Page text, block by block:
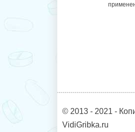
© 2013 - 2021 -
VidiGribka.ru